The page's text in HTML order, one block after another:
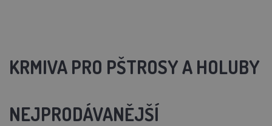
KRMIVA PRO PŠTROSY A HOLUBY
NEJPRODÁVANĚJŠÍ